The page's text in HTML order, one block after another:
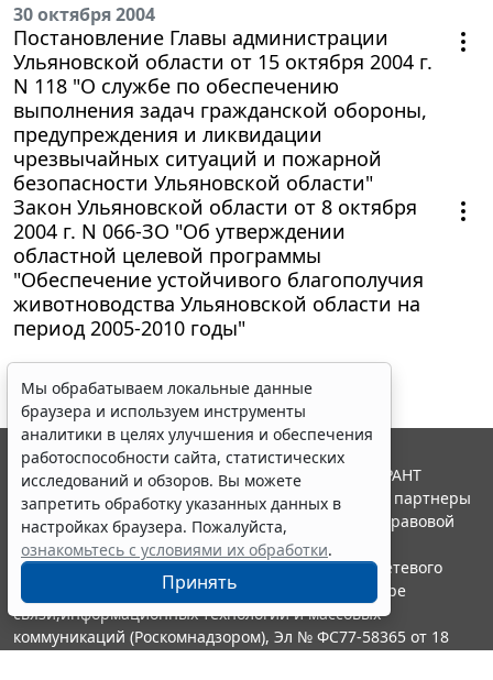
30 октября 2004
Постановление Главы администрации
Ульяновской области от 15 октября 2004 г.
N 118 "О службе по обеспечению
выполнения задач гражданской обороны,
предупреждения и ликвидации
чрезвычайных ситуаций и пожарной
безопасности Ульяновской области"
Закон Ульяновской области от 8 октября
2004 г. N 066-ЗО "Об утверждении
областной целевой программы
"Обеспечение устойчивого благополучия
животноводства Ульяновской области на
период 2005-2010 годы"
Мы обрабатываем локальные данные
браузера и используем инструменты
аналитики в целях улучшения и обеспечения
работоспособности сайта, статистических
исследований и обзоров. Вы можете
запретить обработку указанных данных в
настройках браузера. Пожалуйста,
ознакомьтесь с условиями их обработки.
Принять
© ООО "НПП "ГАРАНТ-СЕРВИС", 2026. Система ГАРАНТ
выпускается с 1990 года. Компания "Гарант" и ее партнеры
являются участниками Российской ассоциации правовой
информации ГАРАНТ.
Портал ГАРАНТ.РУ зарегистрирован в качестве сетевого
издания Федеральной службой по надзору в сфере
связи,информационных технологий и массовых
коммуникаций (Роскомнадзором), Эл № ФС77-58365 от 18